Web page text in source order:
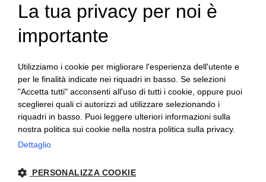
Copyright 2020© Regali Digusto è un marchio di Olio
10022 Carmagnola (TO) - PIVA 07980320019
Creato da:etinet.it
La tua privacy per noi è
importante
Utilizziamo i cookie per migliorare l'esperienza dell'utente e
per le finalità indicate nei riquadri in basso. Se selezioni
"Accetta tutti" acconsenti all'uso di tutti i cookie, oppure puoi
sceglierei quali ci autorizzi ad utilizzare selezionando i
riquadri in basso. Puoi leggere ulteriori informazioni sulla
nostra politica sui cookie nella nostra politica sulla privacy.
Dettaglio
PERSONALIZZA COOKIE